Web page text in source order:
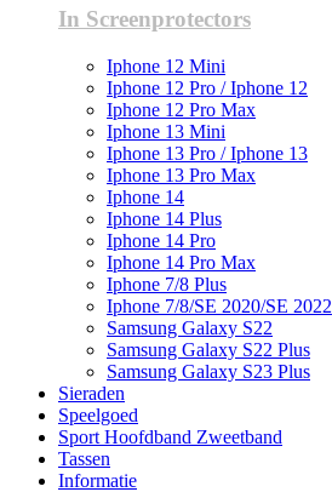
In Screenprotectors
Iphone 12 Mini
Iphone 12 Pro / Iphone 12
Iphone 12 Pro Max
Iphone 13 Mini
Iphone 13 Pro / Iphone 13
Iphone 13 Pro Max
Iphone 14
Iphone 14 Plus
Iphone 14 Pro
Iphone 14 Pro Max
Iphone 7/8 Plus
Iphone 7/8/SE 2020/SE 2022
Samsung Galaxy S22
Samsung Galaxy S22 Plus
Samsung Galaxy S23 Plus
Sieraden
Speelgoed
Sport Hoofdband Zweetband
Tassen
Informatie